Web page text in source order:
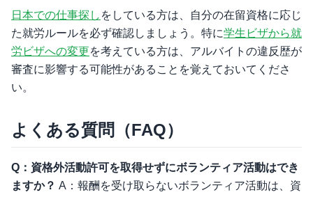
日本での仕事探し をしている方は、自分の在留資格に応じ
た就労ルールを必ず確認しましょう。特に学生ビザから就
労ビザへの変更を考えている方は、アルバイトの違反歴が
審査に影響する可能性があることを覚えておいてくださ
い。
よくある質問（FAQ）
Q：資格外活動許可を取得せずにボランティア活動はでき
ますか？ A：報酬を受け取らないボランティア活動は、資